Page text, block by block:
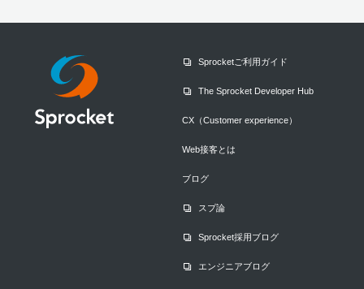
Sprocketご利用ガイド
The Sprocket Developer Hub
CX（Customer experience）
Web接客とは
ブログ
スプ論
Sprocket採用ブログ
エンジニアブログ